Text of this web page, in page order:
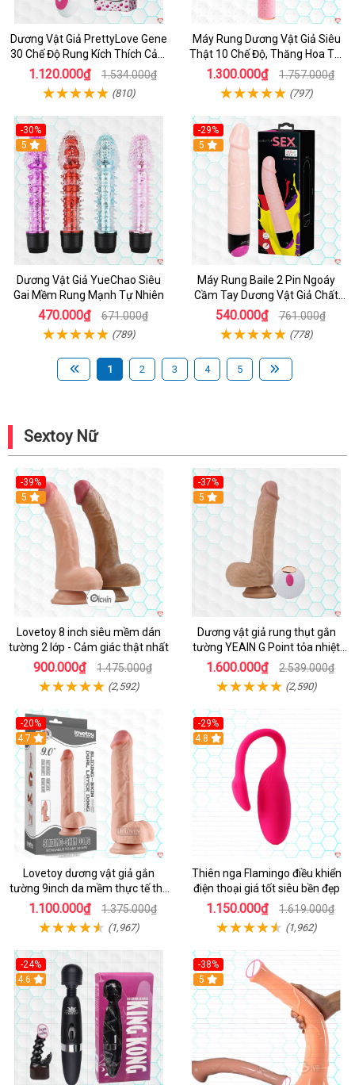
Dương Vật Giả PrettyLove Gene
30 Chế Độ Rung Kích Thích Cảm
Biến Âm Thanh
1.120.000₫ 1.534.000₫
(810)
Máy Rung Dương Vật Giả Siêu
Thật 10 Chế Độ, Thăng Hoa Tối
Ưu
1.300.000₫ 1.757.000₫
(797)
-30%
Hot
5
Dương Vật Giả YueChao Siêu
Gai Mềm Rung Mạnh Tự Nhiên
470.000₫ 671.000₫
(789)
-29%
Hot
5
Máy Rung Baile 2 Pin Ngoáy
Cầm Tay Dương Vật Giả Chất
Lượng
540.000₫ 761.000₫
(778)
1 2 3 4 5
Sextoy Nữ
-39%
Hot
5
Lovetoy 8 inch siêu mềm dán
tường 2 lớp - Cảm giác thật nhất
900.000₫ 1.475.000₫
(2,592)
-37%
5
Dương vật giả rung thụt gắn
tường YEAIN G Point tỏa nhiệt
điều khiển từ xa
1.600.000₫ 2.539.000₫
(2,590)
-20%
Hot
4.7
Lovetoy dương vật giả gắn
tường 9inch da mềm thực tế thú
vị
1.100.000₫ 1.375.000₫
(1,967)
-29%
Hot
4.8
Thiên nga Flamingo điều khiển
điện thoại giá tốt siêu bền đẹp
1.150.000₫ 1.619.000₫
(1,962)
-24%
4.6
-38%
Hot
5